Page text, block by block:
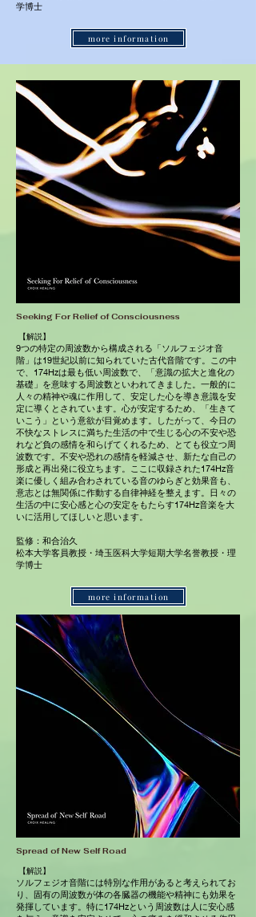
学博士
more information
Seeking For Relief of Consciousness
【解説】
9つの特定の周波数から構成される「ソルフェジオ音
階」は19世紀以前に知られていた古代音階です。この中
で、174Hzは最も低い周波数で、「意識の拡大と進化の
基礎」を意味する周波数といわれてきました。一般的に
人々の精神や魂に作用して、安定した心を導き意識を安
定に導くとされています。心が安定するため、「生きて
いこう」という意欲が目覚めます。したがって、今日の
不快なストレスに満ちた生活の中で生じる心の不安や恐
れなど負の感情を和らげてくれるため、とても役立つ周
波数です。不安や恐れの感情を軽減させ、新たな自己の
形成と再出発に役立ちます。ここに収録された174Hz音
楽に優しく組み合わされている音のゆらぎと効果音も、
意志とは無関係に作動する自律神経を整えます。日々の
生活の中に安心感と心の安定をもたらす174Hz音楽を大
いに活用してほしいと思います。
監修：和合治久
松本大学客員教授・埼玉医科大学短期大学名誉教授・理
学博士
more information
Spread of New Self Road
【解説】
ソルフェジオ音階には特別な作用があると考えられてお
り、固有の周波数が体の各臓器の機能や精神にも効果を
発揮しています。特に174Hzという周波数は人に安心感